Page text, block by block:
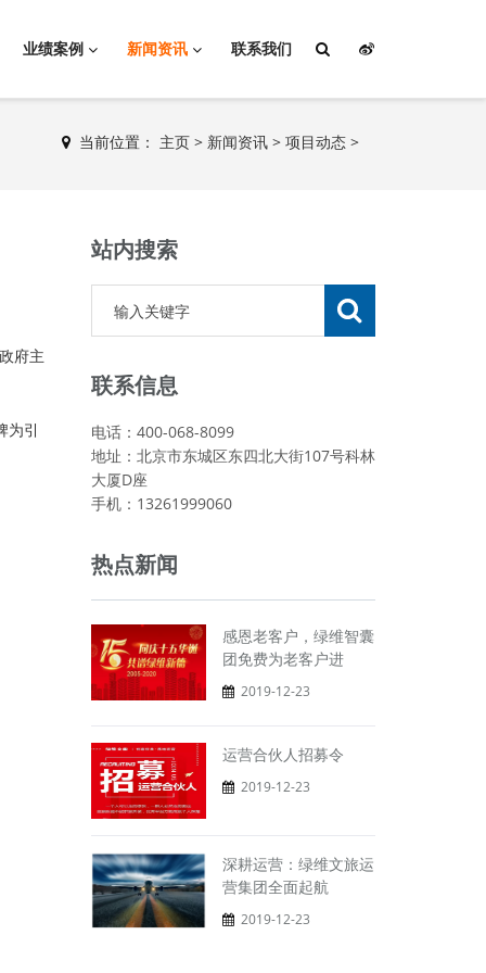
业绩案例 新闻资讯 联系我们
当前位置： 主页 > 新闻资讯 > 项目动态 >
府主
引
站内搜索
联系信息
电话：400-068-8099
地址：北京市东城区东四北大街107号科林
大厦D座
手机：13261999060
热点新闻
感恩老客户，绿维智囊
团免费为老客户进
2019-12-23
运营合伙人招募令
2019-12-23
深耕运营：绿维文旅运
营集团全面起航
2019-12-23